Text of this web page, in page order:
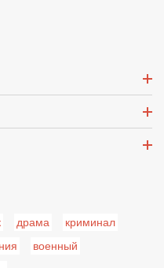
драма
криминал
военный